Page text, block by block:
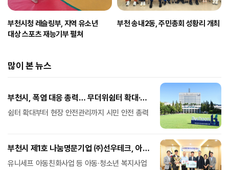
부천시청 레슬링부, 지역 유소년
대상 스포츠 재능기부 펼쳐
부천 송내2동, 주민총회 성황리 개최
많이 본 뉴스
부천시, 폭염 대응 총력… 무더위쉼터 확대·
취약계층 보호 강화
쉼터 확대부터 현장 안전관리까지 시민 안전 총력
부천시 제1호 나눔명문기업 ㈜선우테크, 아동·
청소년 후원금 1억 원 기탁
유니세프 아동친화사업 등 아동·청소년 복지사업